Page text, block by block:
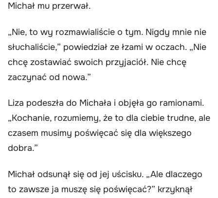
Michał mu przerwał.
„Nie, to wy rozmawialiście o tym. Nigdy mnie nie
słuchaliście,” powiedział ze łzami w oczach. „Nie
chcę zostawiać swoich przyjaciół. Nie chcę
zaczynać od nowa.”
Liza podeszła do Michała i objęła go ramionami.
„Kochanie, rozumiemy, że to dla ciebie trudne, ale
czasem musimy poświęcać się dla większego
dobra.”
Michał odsunął się od jej uścisku. „Ale dlaczego
to zawsze ja muszę się poświęcać?” krzyknął